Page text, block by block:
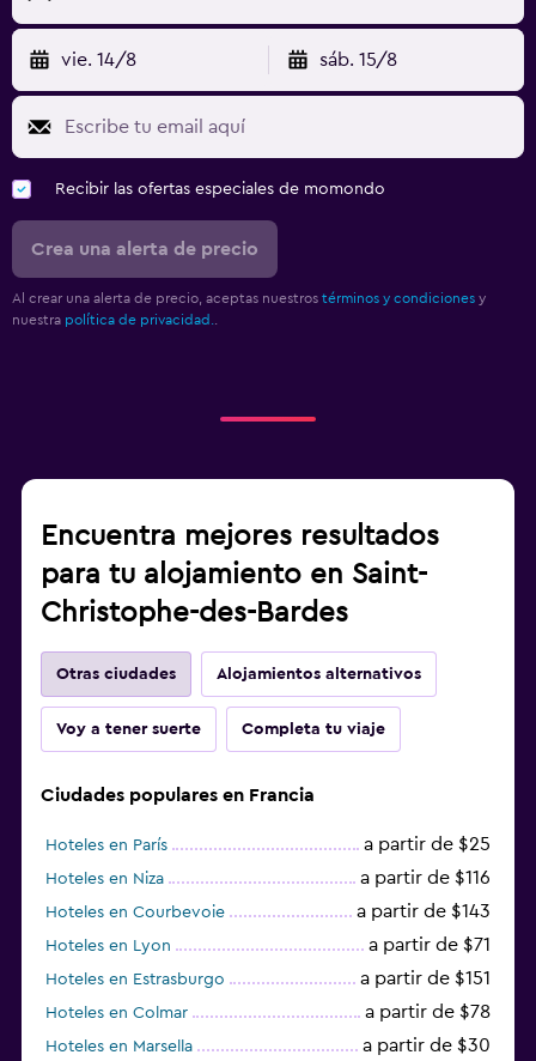
vie. 14/8 sáb. 15/8
Recibir las ofertas especiales de momondo
Crea una alerta de precio
Al crear una alerta de precio, aceptas nuestros términos y condiciones y
nuestra política de privacidad.
Encuentra mejores resultados
para tu alojamiento en Saint-
Christophe-des-Bardes
Otras ciudades Alojamientos alternativos
Voy a tener suerte Completa tu viaje
Ciudades populares en Francia
Hoteles en París a partir de $25
Hoteles en Niza a partir de $116
Hoteles en Courbevoie a partir de $143
Hoteles en Lyon a partir de $71
Hoteles en Estrasburgo a partir de $151
Hoteles en Colmar a partir de $78
Hoteles en Marsella a partir de $30